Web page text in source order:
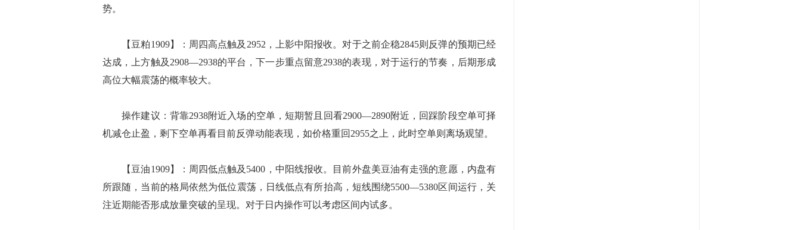
势。
【豆粕1909】：周四高点触及2952，上影中阳报收。对于之前企稳2845则反弹的预期已经
达成，上方触及2908—2938的平台，下一步重点留意2938的表现，对于运行的节奏，后期形成
高位大幅震荡的概率较大。
操作建议：背靠2938附近入场的空单，短期暂且回看2900—2890附近，回踩阶段空单可择
机减仓止盈，剩下空单再看目前反弹动能表现，如价格重回2955之上，此时空单则离场观望。
【豆油1909】：周四低点触及5400，中阳线报收。目前外盘美豆油有走强的意愿，内盘有
所跟随，当前的格局依然为低位震荡，日线低点有所抬高，短线围绕5500—5380区间运行，关
注近期能否形成放量突破的呈现。对于日内操作可以考虑区间内试多。